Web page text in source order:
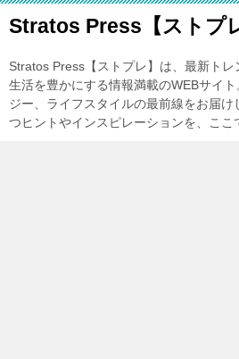
Stratos Press【ストプ
Stratos Press【ストプレ】は、最新ト
生活を豊かにする情報満載のWEBサイ
ジー、ライフスタイルの最前線をお届
つヒントやインスピレーションを、ここ